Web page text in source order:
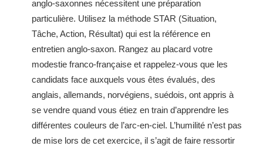
anglo-saxonnes nécessitent une préparation
particulière. Utilisez la méthode STAR (Situation,
Tâche, Action, Résultat) qui est la référence en
entretien anglo-saxon. Rangez au placard votre
modestie franco-française et rappelez-vous que les
candidats face auxquels vous êtes évalués, des
anglais, allemands, norvégiens, suédois, ont appris à
se vendre quand vous étiez en train d’apprendre les
différentes couleurs de l’arc-en-ciel. L’humilité n’est pas
de mise lors de cet exercice, il s’agit de faire ressortir